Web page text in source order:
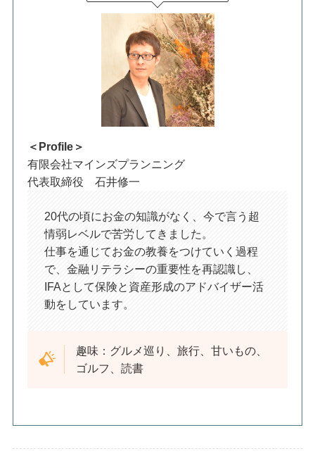
＜Profile＞
有限会社マインズプランニング
代表取締役 石井修一
20代の頃にお金の知識がなく、今で言う超
情弱レベルで苦労してきました。
仕事を通じてお金の教養をつけていく過程
で、金融リテラシーの重要性を再認識し、
IFAとして保険と資産形成のアドバイザー活
動をしています。
趣味：グルメ巡り、旅行、甘いもの、
ゴルフ、読書